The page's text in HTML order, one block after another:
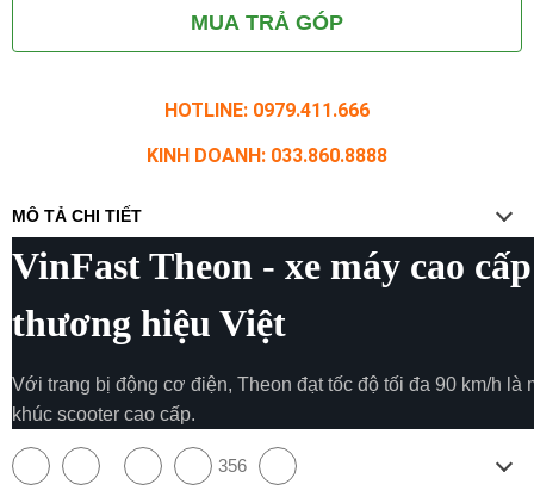
MUA TRẢ GÓP
HOTLINE: 0979.411.666
KINH DOANH: 033.860.8888
MÔ TẢ CHI TIẾT
VinFast Theon - xe máy cao
thương hiệu Việt
Với trang bị động cơ điện, Theon đạt tốc độ tối đa 90 km/h là
khúc scooter cao cấp.
356